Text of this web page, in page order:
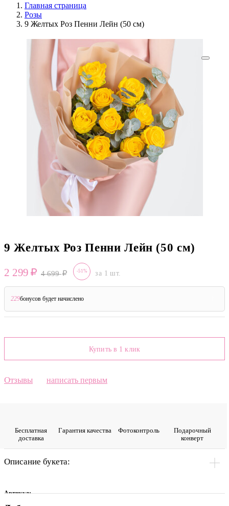
Главная страница
Розы
9 Желтых Роз Пенни Лейн (50 см)
9 Желтых Роз Пенни Лейн (50 см)
2 299 4 699 -51% за 1 шт.
229бонусов будет начислено
Купить в 1 клик
Отзывы написать первым
Бесплатная
доставка
Гарантия качества Фото­контроль
Подарочный
конверт
Описание букета:
Артикул: